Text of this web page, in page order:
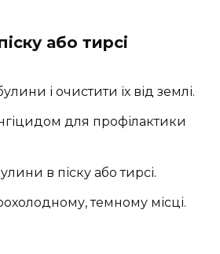
або тирсі
і очистити їх від землі.
для профілактики
в піску або тирсі.
темному місці.